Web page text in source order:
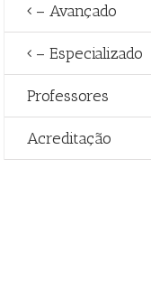
– Avançado
– Especializado
Professores
Acreditação